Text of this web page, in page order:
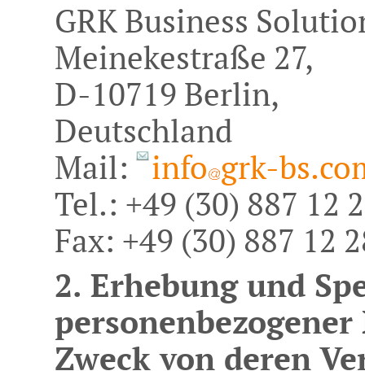
GRK Business
Meinekestraße 27,
D-10719 Berlin,
Deutschland
Mail:
info grk-
Tel.: +49 (30) 887 12
Fax: +49 (30) 887 12
2. Erhebung und
Zweck von deren